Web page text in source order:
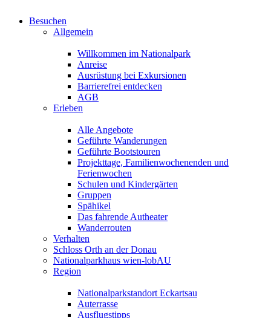
Besuchen
Allgemein
Willkommen im Nationalpark
Anreise
Ausrüstung bei Exkursionen
Barrierefrei entdecken
AGB
Erleben
Alle Angebote
Geführte Wanderungen
Geführte Bootstouren
Projekttage, Familienwochenenden und
Ferienwochen
Schulen und Kindergärten
Gruppen
Spähikel
Das fahrende Autheater
Wanderrouten
Verhalten
Schloss Orth an der Donau
Nationalparkhaus wien-lobAU
Region
Nationalparkstandort Eckartsau
Auterrasse
Ausflugstipps